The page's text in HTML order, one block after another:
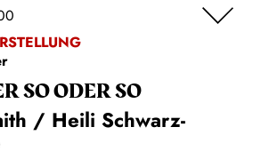
SO ODER SO
/ Heili Schwarz-